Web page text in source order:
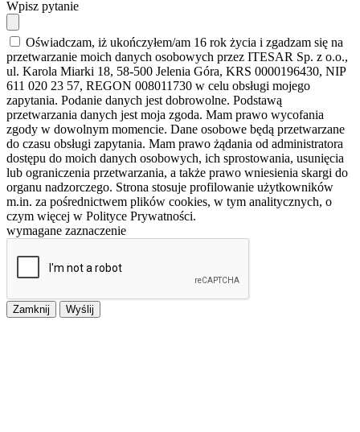
Wpisz pytanie
Oświadczam, iż ukończyłem/am 16 rok życia i zgadzam się na
przetwarzanie moich danych osobowych przez ITESAR Sp. z o.o.,
ul. Karola Miarki 18, 58-500 Jelenia Góra, KRS 0000196430, NIP
611 020 23 57, REGON 008011730 w celu obsługi mojego
zapytania. Podanie danych jest dobrowolne. Podstawą
przetwarzania danych jest moja zgoda. Mam prawo wycofania
zgody w dowolnym momencie. Dane osobowe będą przetwarzane
do czasu obsługi zapytania. Mam prawo żądania od administratora
dostępu do moich danych osobowych, ich sprostowania, usunięcia
lub ograniczenia przetwarzania, a także prawo wniesienia skargi do
organu nadzorczego. Strona stosuje profilowanie użytkowników
m.in. za pośrednictwem plików cookies, w tym analitycznych, o
czym więcej w Polityce Prywatności.
wymagane zaznaczenie
Zamknij Wyślij